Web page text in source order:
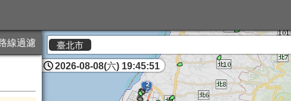
線過濾 臺北市
2026-08-08(六) 19:45:51